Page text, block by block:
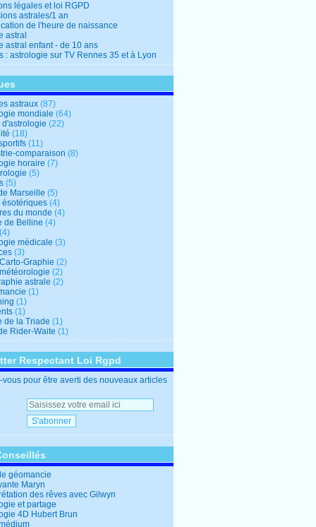
légales et loi RGPD
astrales/1 an
de l'heure de naissance
astral
astral enfant - de 10 ans
: astrologie sur TV Rennes 35 et à Lyon
astraux (87)
mondiale (64)
d'astrologie (22)
(18)
(11)
comparaison (8)
horaire (7)
(5)
(5)
Marseille (5)
ésotériques (4)
du monde (4)
de Belline (4)
médicale (3)
(3)
Graphie (2)
(2)
astrale (2)
(1)
(1)
(1)
de la Triade (1)
Rider-Waite (1)
Respectant Loi Rgpd
vous pour être averti des nouveaux articles
géomancie
Maryn
des rêves avec Gilwyn
et partage
4D Hubert Brun